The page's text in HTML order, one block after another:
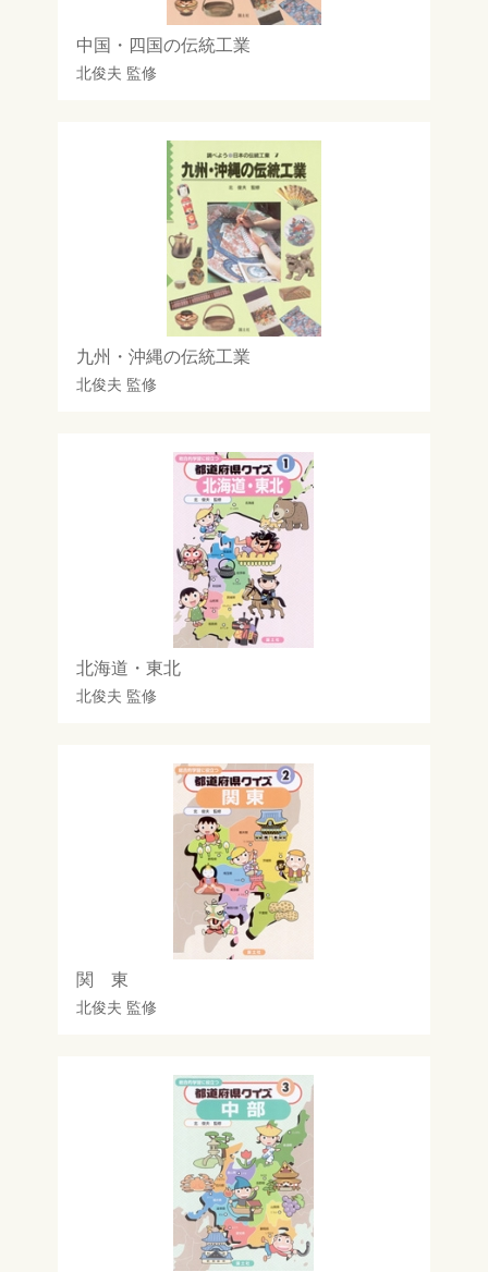
中国・四国の伝統工業
北俊夫 監修
九州・沖縄の伝統工業
北俊夫 監修
北海道・東北
北俊夫 監修
関 東
北俊夫 監修